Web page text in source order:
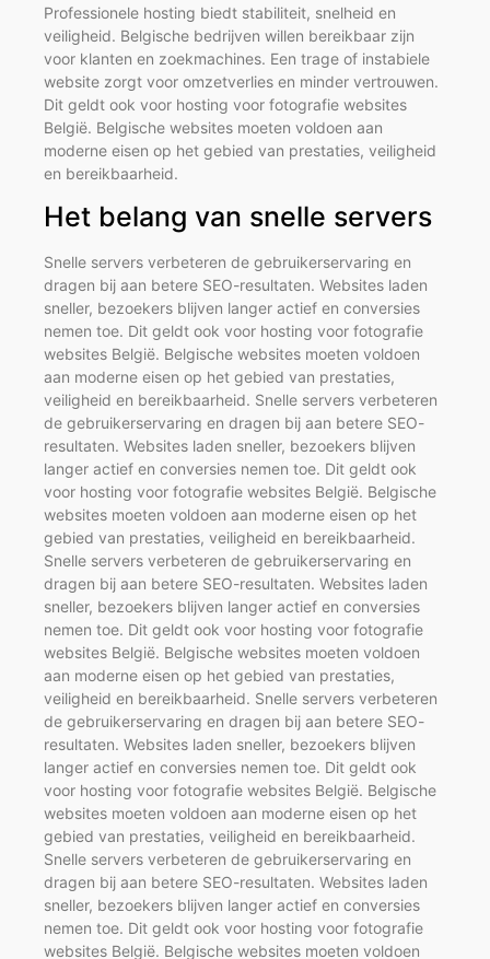
Professionele hosting biedt stabiliteit, snelheid en
veiligheid. Belgische bedrijven willen bereikbaar zijn
voor klanten en zoekmachines. Een trage of instabiele
website zorgt voor omzetverlies en minder vertrouwen.
Dit geldt ook voor hosting voor fotografie websites
België. Belgische websites moeten voldoen aan
moderne eisen op het gebied van prestaties, veiligheid
en bereikbaarheid.
Het belang van snelle servers
Snelle servers verbeteren de gebruikerservaring en
dragen bij aan betere SEO-resultaten. Websites laden
sneller, bezoekers blijven langer actief en conversies
nemen toe. Dit geldt ook voor hosting voor fotografie
websites België. Belgische websites moeten voldoen
aan moderne eisen op het gebied van prestaties,
veiligheid en bereikbaarheid. Snelle servers verbeteren
de gebruikerservaring en dragen bij aan betere SEO-
resultaten. Websites laden sneller, bezoekers blijven
langer actief en conversies nemen toe. Dit geldt ook
voor hosting voor fotografie websites België. Belgische
websites moeten voldoen aan moderne eisen op het
gebied van prestaties, veiligheid en bereikbaarheid.
Snelle servers verbeteren de gebruikerservaring en
dragen bij aan betere SEO-resultaten. Websites laden
sneller, bezoekers blijven langer actief en conversies
nemen toe. Dit geldt ook voor hosting voor fotografie
websites België. Belgische websites moeten voldoen
aan moderne eisen op het gebied van prestaties,
veiligheid en bereikbaarheid. Snelle servers verbeteren
de gebruikerservaring en dragen bij aan betere SEO-
resultaten. Websites laden sneller, bezoekers blijven
langer actief en conversies nemen toe. Dit geldt ook
voor hosting voor fotografie websites België. Belgische
websites moeten voldoen aan moderne eisen op het
gebied van prestaties, veiligheid en bereikbaarheid.
Snelle servers verbeteren de gebruikerservaring en
dragen bij aan betere SEO-resultaten. Websites laden
sneller, bezoekers blijven langer actief en conversies
nemen toe. Dit geldt ook voor hosting voor fotografie
websites België. Belgische websites moeten voldoen